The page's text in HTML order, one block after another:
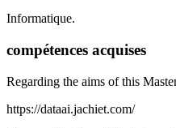
Informatique.
compétences acquises
Regarding the aims of this
https://dataai.jachiet.com/